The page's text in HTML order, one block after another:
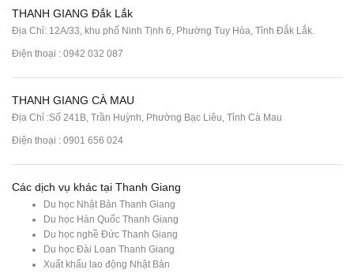
THANH GIANG Đắk Lắk
Địa Chỉ: 12A/33, khu phố Ninh Tịnh 6, Phường Tuy Hòa, Tỉnh Đắk Lắk.
Điện thoại : 0942 032 087
THANH GIANG CÀ MAU
Địa Chỉ :Số 241B, Trần Huỳnh, Phường Bạc Liêu, Tỉnh Cà Mau
Điện thoại : 0901 656 024
Các dịch vụ khác tại Thanh Giang
Du học Nhật Bản Thanh Giang
Du học Hàn Quốc Thanh Giang
Du học nghề Đức Thanh Giang
Du học Đài Loan Thanh Giang
Xuất khẩu lao động Nhật Bản